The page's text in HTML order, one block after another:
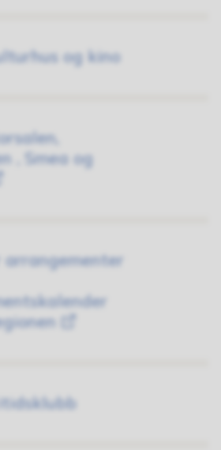
og kino
, Smea og
arrangementer